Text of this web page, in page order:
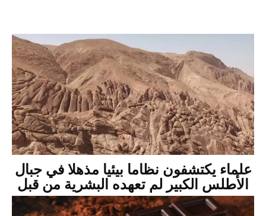
علماء يكتشفون نظاما بيئيا مذهلا في جبال
الأطلس الكبير لم تعهده البشرية من قبل